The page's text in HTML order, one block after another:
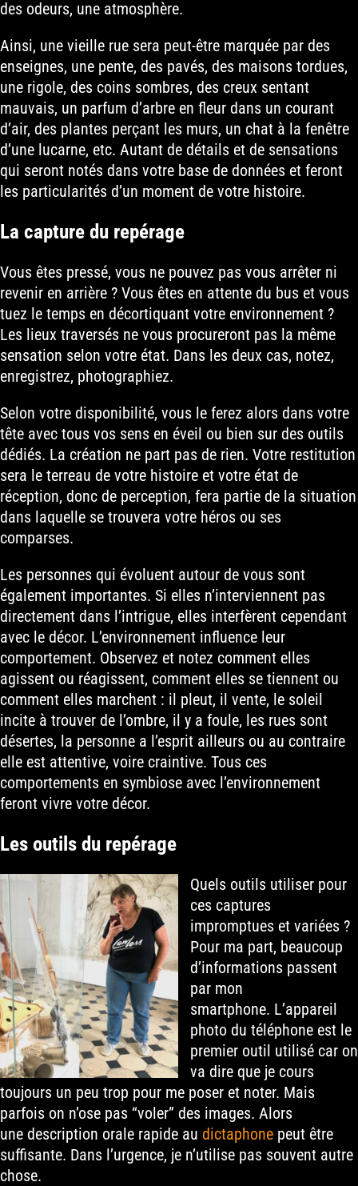
des odeurs, une atmosphère.
Ainsi, une vieille rue sera peut-être marquée par des
enseignes, une pente, des pavés, des maisons tordues,
une rigole, des coins sombres, des creux sentant
mauvais, un parfum d’arbre en fleur dans un courant
d’air, des plantes perçant les murs, un chat à la fenêtre
d’une lucarne, etc. Autant de détails et de sensations
qui seront notés dans votre base de données et feront
les particularités d’un moment de votre histoire.
La capture du repérage
Vous êtes pressé, vous ne pouvez pas vous arrêter ni
revenir en arrière ? Vous êtes en attente du bus et vous
tuez le temps en décortiquant votre environnement ?
Les lieux traversés ne vous procureront pas la même
sensation selon votre état. Dans les deux cas, notez,
enregistrez, photographiez.
Selon votre disponibilité, vous le ferez alors dans votre
tête avec tous vos sens en éveil ou bien sur des outils
dédiés. La création ne part pas de rien. Votre restitution
sera le terreau de votre histoire et votre état de
réception, donc de perception, fera partie de la situation
dans laquelle se trouvera votre héros ou ses
comparses.
Les personnes qui évoluent autour de vous sont
également importantes. Si elles n’interviennent pas
directement dans l’intrigue, elles interfèrent cependant
avec le décor. L’environnement influence leur
comportement. Observez et notez comment elles
agissent ou réagissent, comment elles se tiennent ou
comment elles marchent : il pleut, il vente, le soleil
incite à trouver de l’ombre, il y a foule, les rues sont
désertes, la personne a l’esprit ailleurs ou au contraire
elle est attentive, voire craintive. Tous ces
comportements en symbiose avec l’environnement
feront vivre votre décor.
Les outils du repérage
Quels outils utiliser pour
ces captures
impromptues et variées ?
Pour ma part, beaucoup
d’informations passent
par mon
smartphone. L’appareil
photo du téléphone est le
premier outil utilisé car on
va dire que je cours
toujours un peu trop pour me poser et noter. Mais
parfois on n’ose pas “voler” des images. Alors
une description orale rapide au dictaphonepeut être
suffisante. Dans l’urgence, je n’utilise pas souvent autre
chose.